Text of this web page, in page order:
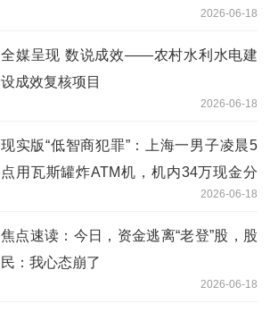
2026-06-18
全媒呈现 数说成效——农村水利水电建
设成效复核项目
2026-06-18
现实版“低智商犯罪”：上海一男子凌晨5
点用瓦斯罐炸ATM机，机内34万现金分
文未得，法庭上还称是“朋友”作案，最终
获刑6年_快播
2026-06-18
焦点速读：今日，资金逃离“老登”股，股
民：我心态崩了
2026-06-18